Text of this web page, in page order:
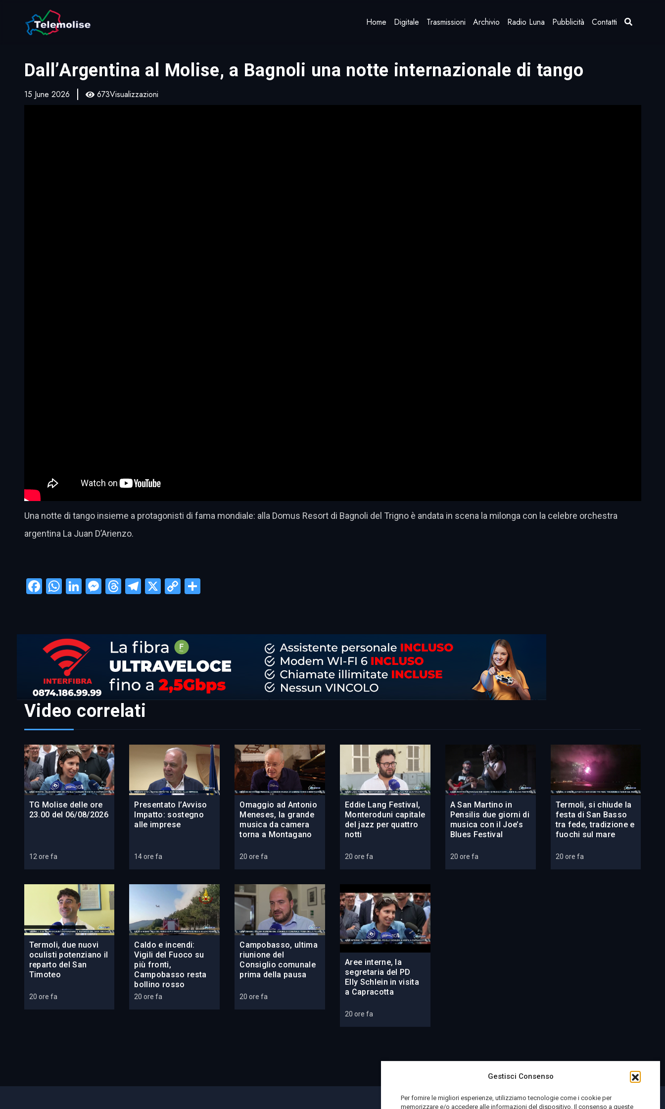
Gestisci Consenso
Per fornire le migliori esperienze, utilizziamo tecnologie come i cookie per
memorizzare e/o accedere alle informazioni del dispositivo. Il consenso a queste
Home Digitale Trasmissioni Archivio Radio Luna Pubblicità Contatti
Dall’Argentina al Molise, a Bagnoli una notte internazionale di tango
15 June 2026 673Visualizzazioni
Una notte di tango insieme a protagonisti di fama mondiale: alla Domus Resort di Bagnoli del Trigno è andata in scena la milonga con la celebre orchestra
argentina La Juan D’Arienzo.
Facebook
WhatsApp
LinkedIn
Messenger
Threads
Telegram
X CopyCondividi
Video correlati
TG Molise delle ore
23.00 del 06/08/2026
12 ore fa
Presentato l’Avviso
Impatto: sostegno
alle imprese
14 ore fa
Omaggio ad Antonio
Meneses, la grande
musica da camera
torna a Montagano
20 ore fa
Eddie Lang Festival,
Monteroduni capitale
del jazz per quattro
notti
20 ore fa
A San Martino in
Pensilis due giorni di
musica con il Joe’s
Blues Festival
20 ore fa
Termoli, si chiude la
festa di San Basso
tra fede, tradizione e
fuochi sul mare
20 ore fa
Termoli, due nuovi
oculisti potenziano il
reparto del San
Timoteo
20 ore fa
Caldo e incendi:
Vigili del Fuoco su
più fronti,
Campobasso resta
bollino rosso
20 ore fa
Campobasso, ultima
riunione del
Consiglio comunale
prima della pausa
20 ore fa
Aree interne, la
segretaria del PD
Elly Schlein in visita
a Capracotta
20 ore fa